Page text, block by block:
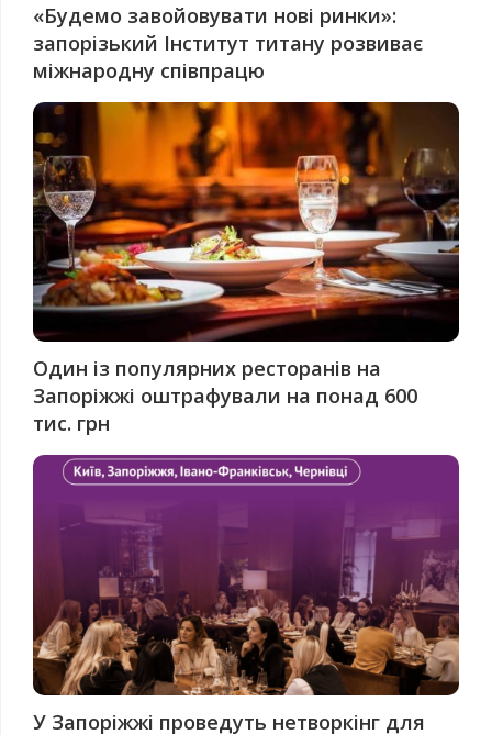
«Будемо завойовувати нові ринки»:
запорізький Інститут титану розвиває
міжнародну співпрацю
Один із популярних ресторанів на
Запоріжжі оштрафували на понад 600
тис. грн
У Запоріжжі проведуть нетворкінг для